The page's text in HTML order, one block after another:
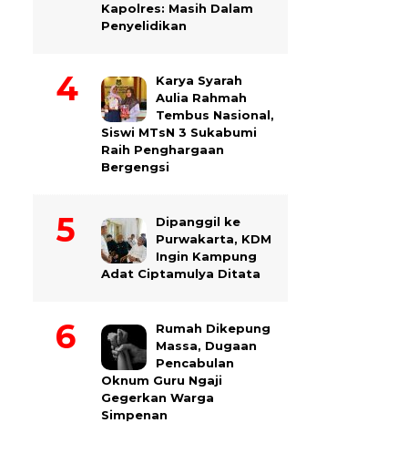
Kapolres: Masih Dalam
Penyelidikan
Karya Syarah
Aulia Rahmah
Tembus Nasional,
Siswi MTsN 3 Sukabumi
Raih Penghargaan
Bergengsi
Dipanggil ke
Purwakarta, KDM
Ingin Kampung
Adat Ciptamulya Ditata
Rumah Dikepung
Massa, Dugaan
Pencabulan
Oknum Guru Ngaji
Gegerkan Warga
Simpenan